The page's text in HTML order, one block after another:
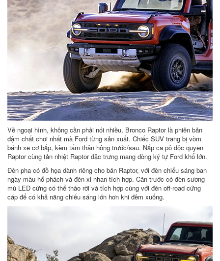
Về ngoại hình, không cần phải nói nhiều, Bronco Raptor là phiên bản
đậm chất chơi nhất mà Ford từng sản xuất. Chiếc SUV trang bị vòm
bánh xe cơ bắp, kèm tấm thân hông trước/sau. Nắp ca pô độc quyền
Raptor cùng tản nhiệt Raptor đặc trưng mang dòng ký tự Ford khổ lớn.
Đèn pha có đồ họa dành riêng cho bản Raptor, với đèn chiếu sáng ban
ngày màu hổ phách và đèn xi-nhan tích hợp. Cản trước có đèn sương
mù LED cứng có thể tháo rời và tích hợp cùng với đèn off-road cứng
cáp để có khả năng chiếu sáng lớn hơn khi đêm xuống.